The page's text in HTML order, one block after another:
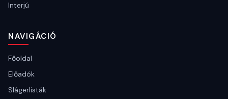
Interjú
NAVIGÁCIÓ
Főoldal
Előadók
Slágerlisták